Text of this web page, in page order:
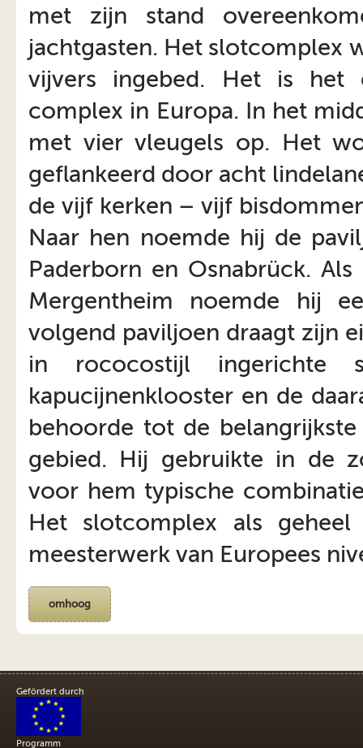
met zijn stand
jachtgasten. Het slotcomplex
vijvers ingebed. Het is het
complex in Europa. In het
met vier vleugels op. Het
geflankeerd door acht
de vijf kerken – vijf
Naar hen noemde hij de
Paderborn en Osnabrück.
Mergentheim noemde hij
volgend paviljoen draagt zijn
in rococostijl ingerichte
kapucijnenklooster en de
behoorde tot de
gebied. Hij gebruikte in de
voor hem typische
Het slotcomplex als
meesterwerk van Europees
omhoog
Gefördert durch
Programm